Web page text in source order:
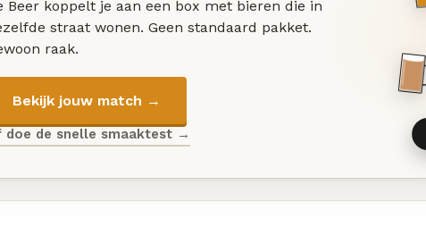
Beer koppelt je aan een box met bieren die in
straat wonen. Geen standaard pakket.
raak.
Bekijk jouw match →
doe de snelle smaaktest →